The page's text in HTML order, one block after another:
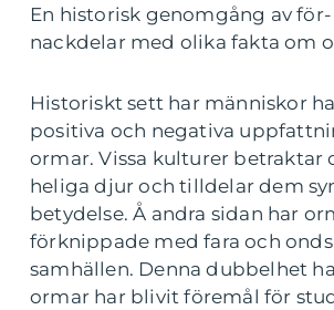
En historisk genomgång av
nackdelar med olika fakta om
Historiskt sett har människor
positiva och negativa
ormar. Vissa kulturer betraktar
heliga djur och tilldelar dem
betydelse. Å andra sidan har
förknippade med fara och
samhällen. Denna dubbelhet
ormar har blivit föremål för